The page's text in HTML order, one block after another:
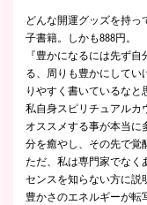
どんな開運グッズを持っ
子書籍。しかも888円。
『豊かになるには先ず
る、周りも豊かにしてい
りやすく書いているなと
私自身スピリチュアルカ
オススメする事が本当に
分を癒やし、その先で覚
ただ、私は専門家でなく
センスを知らない方に説
豊かさのエネルギーが転